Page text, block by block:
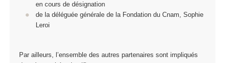
en cours de désignation
de la déléguée générale de la Fondation du Cnam, Sophie
Leroi
Par ailleurs, l’ensemble des autres partenaires sont impliqués